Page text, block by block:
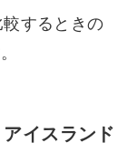
するときの
イスランド